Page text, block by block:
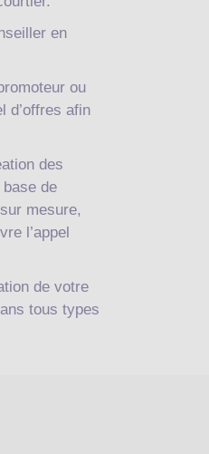
en
ou
d’offres afin
des
de
mesure,
l’appel
de votre
tous types